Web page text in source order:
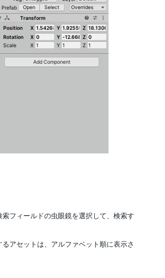
フィールドの虫眼鏡を選択して、検索す
アセットは、アルファベット順に表示さ